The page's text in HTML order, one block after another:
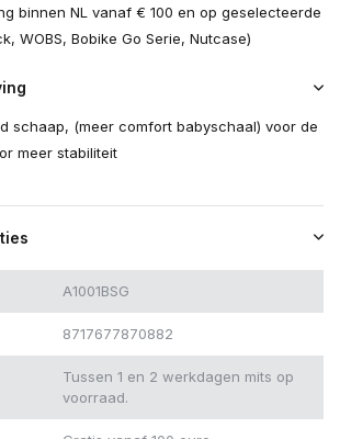
binnen NL vanaf € 100 en op geselecteerde
WOBS, Bobike Go Serie, Nutcase)
schaap, (meer comfort babyschaal) voor de
meer stabiliteit
A1001BSG
8717677870882
Tussen 1 en 2 werkdagen mits op
voorraad.